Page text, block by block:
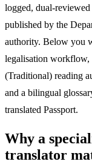
logged, dual-
published by the
authority. Below you
legalisation workflow,
(Traditional) reading
and a bilingual
translated Passport.
Why a
translator